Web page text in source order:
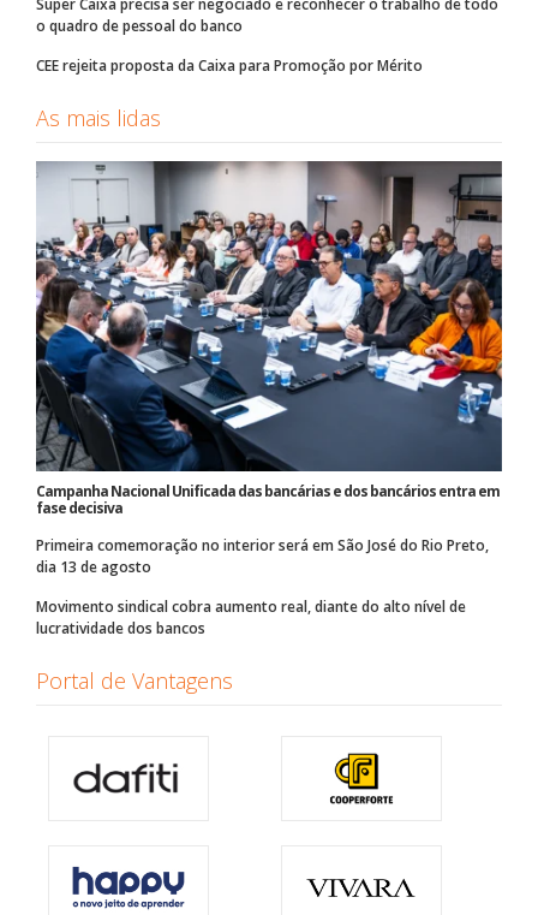
Super Caixa precisa ser negociado e reconhecer o trabalho de todo
o quadro de pessoal do banco
CEE rejeita proposta da Caixa para Promoção por Mérito
As mais lidas
Campanha Nacional Unificada das bancárias e dos bancários entra em
fase decisiva
Primeira comemoração no interior será em São José do Rio Preto,
dia 13 de agosto
Movimento sindical cobra aumento real, diante do alto nível de
lucratividade dos bancos
Portal de Vantagens